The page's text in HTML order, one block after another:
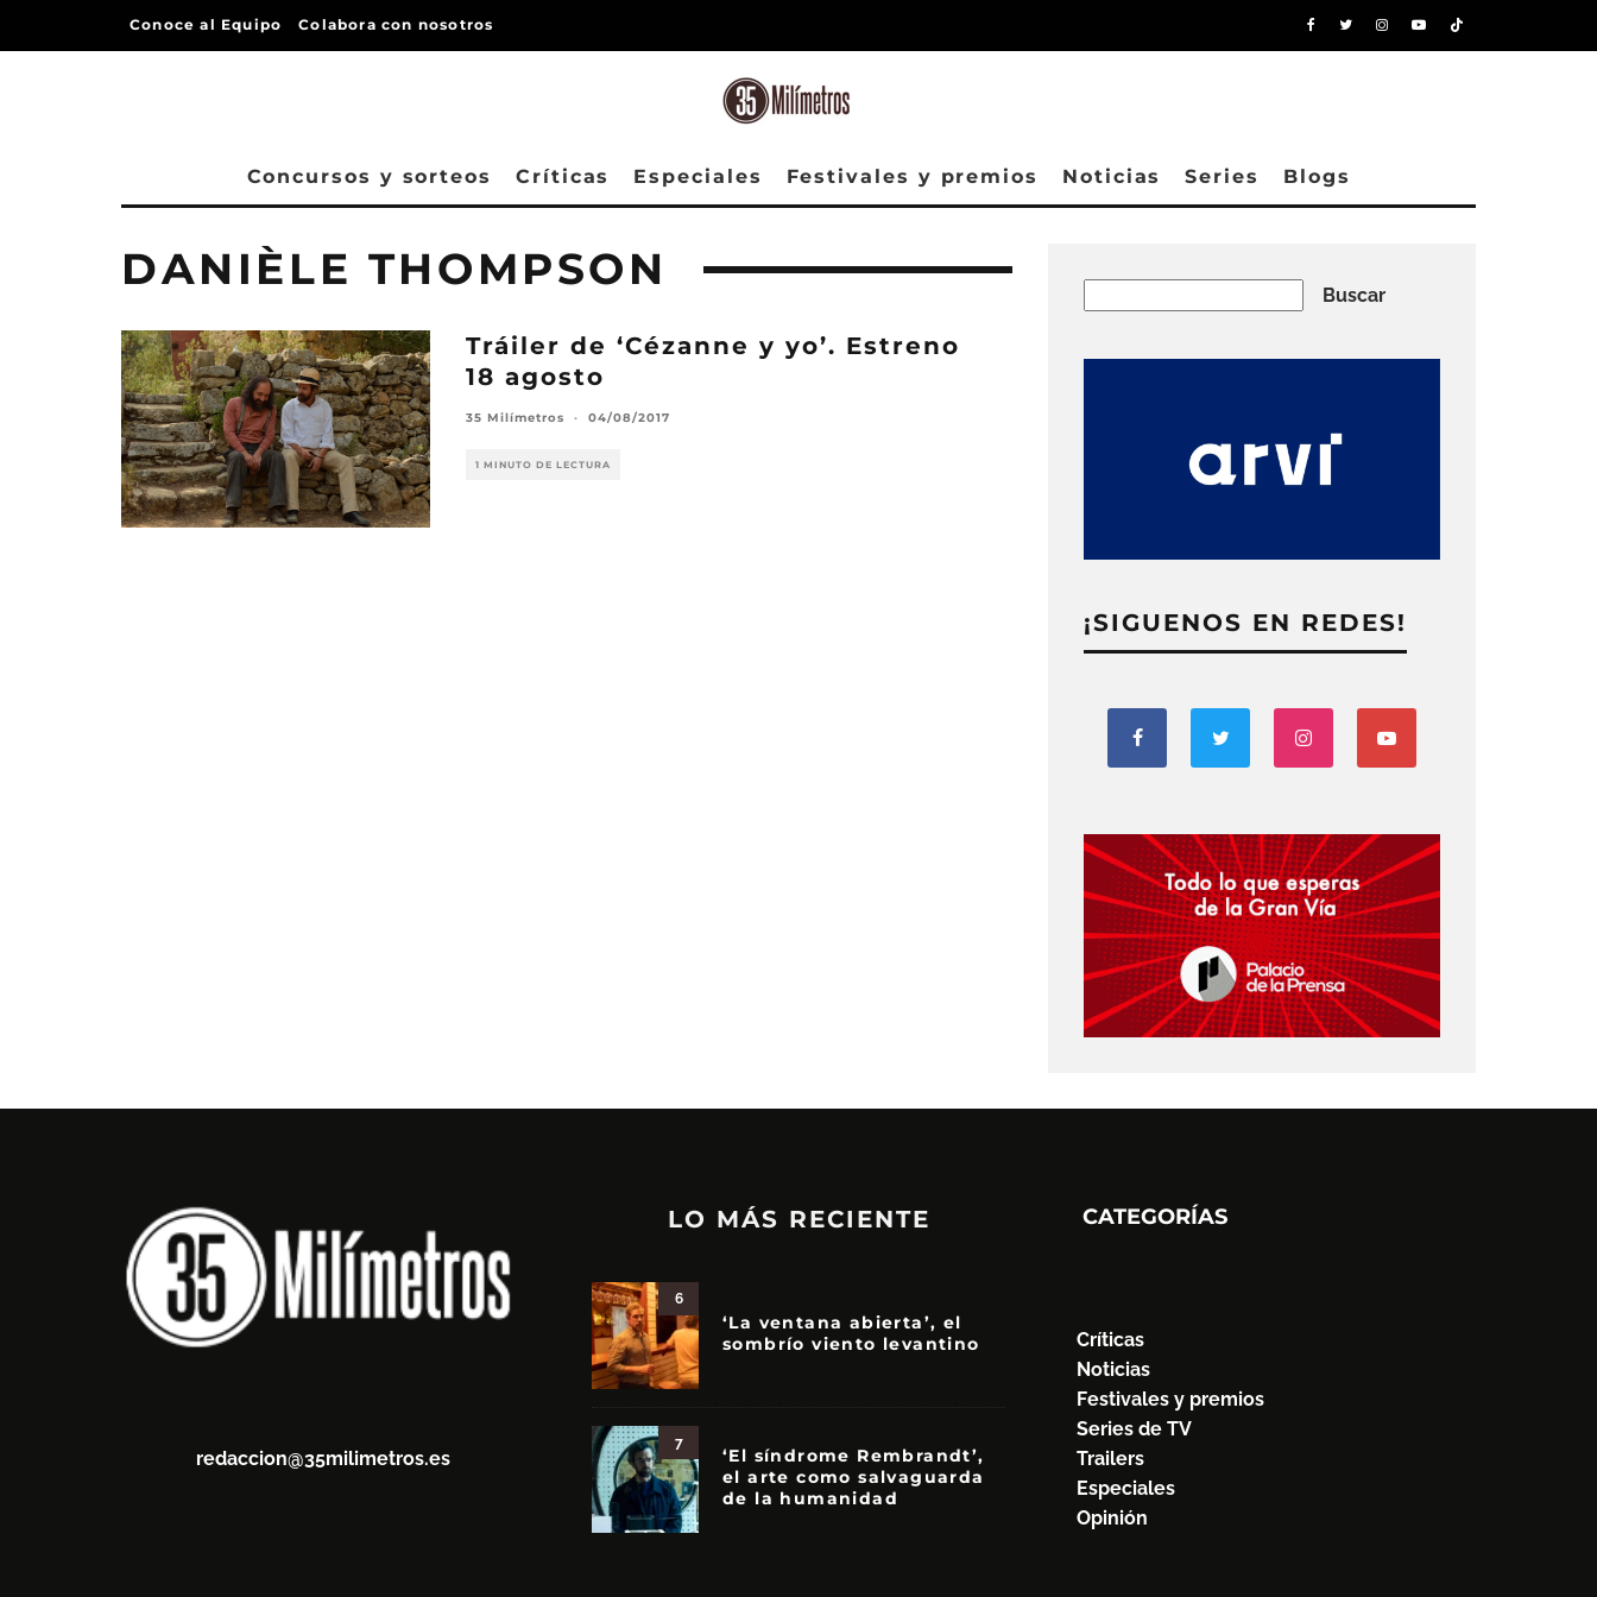
Conoce al Equipo Colabora con nosotros
Concursos y sorteos Críticas Especiales Festivales y premios Noticias Series Blogs
DANIÈLE THOMPSON
Tráiler de ‘Cézanne y yo’. Estreno
18 agosto
35 Milímetros · 04/08/2017
1 MINUTO DE LECTURA
Buscar
¡SIGUENOS EN REDES!
redaccion@35milimetros.es
LO MÁS RECIENTE
6
‘La ventana abierta’, el
sombrío viento levantino
7
‘El síndrome Rembrandt’,
el arte como salvaguarda
de la humanidad
CATEGORÍAS
Críticas
Noticias
Festivales y premios
Series de TV
Trailers
Especiales
Opinión